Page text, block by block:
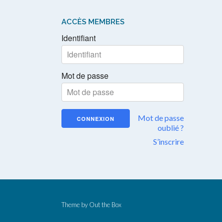
ACCÈS MEMBRES
Identifiant
Mot de passe
Mot de passe
oublié ?
S’inscrire
Theme by Out the Box